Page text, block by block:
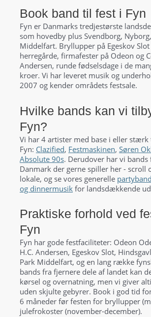
Book band til fest i Fyn
Fyn er Danmarks tredjestørste
som hovedby plus Svendborg,
Middelfart. Bryllupper på Egeskov
herregårde, firmafester på Odeon og
Andersen, runde fødselsdage i de
kroer. Vi har leveret musik og
2007 og kender områdets festsale.
Hvilke bands kan vi
Fyn?
Vi har 4 artister med base i eller
Fyn: Clazified, Festmaskinen, Søren
Absolute 90s. Derudover har vi bands
Danmark der gerne spiller her - scroll
lokale, og se vores generelle
og dinnermusik for landsdækkende
Praktiske forhold ved
Fyn
Fyn har gode festfaciliteter: Odeon
H.C. Andersen, Egeskov Slot,
Park Middelfart, og en lang række
bands fra fjernere dele af landet kan
kørsel og overnatning, men vi giver
uden skjulte gebyrer. Book i god tid
6 måneder før festen for bryllupper
julefrokoster (november-december).